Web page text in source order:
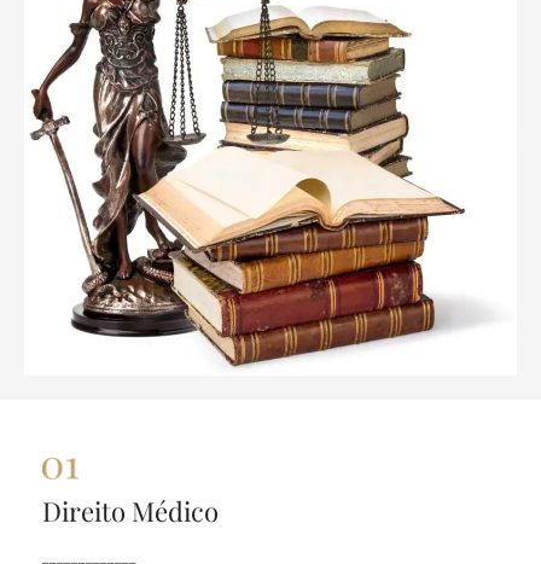
Direito MédicoDireito Médico